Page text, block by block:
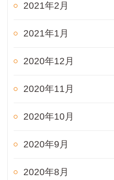
2021年2月
2021年1月
2020年12月
2020年11月
2020年10月
2020年9月
2020年8月